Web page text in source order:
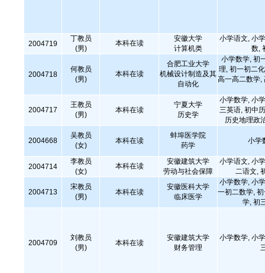
2004719
丁教员
(男)
本科在读
安徽大学
计算机类
小学语文, 小
数,
2004718
何教员
(男)
本科在读
合肥工业大学
机械设计制造及其
自动化
小学数学, 初
理, 初一初二
高一高二数学,
2004717
王教员
(男)
本科在读
宁夏大学
历史学
小学数学, 小
三英语, 初中
历史地理政
2004668
吴教员
(女)
本科在读
蚌埠医学院
药学
小学
2004714
李教员
(女)
本科在读
安徽建筑大学
劳动与社会保障
小学语文, 小
二语文,
2004713
宋教员
(男)
本科在读
安徽医科大学
临床医学
小学数学, 小
一初二数学,
学, 初
2004709
刘教员
(男)
本科在读
安徽建筑大学
财务管理
小学数学, 小